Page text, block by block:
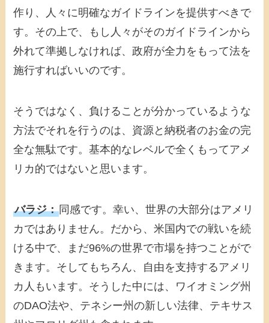
作り、人々に明確なガイドラインを提供すべきで
す。その上で、もし人々がそのガイドラインから
外れて準拠しなければ、政府が全力をもって法を
施行すればいいのです。
そうではなく、負けることが分かっているような
方法でそれを行うのは、資源と納税者のお金の完
全な無駄です。基本的なレベルで全くもってアメ
リカ的ではないと思います。
バラジ： 同感です。幸い、世界の大部分はアメリ
カではありません。だから、米国内での戦いを続
ける中で、まだ96%の世界で市場を持つことがで
きます。そしてもちろん、自由を支持するアメリ
カ人もいます。そうした中には、ワイオミング州
のDAO法や、テネシー州の新しい法律、テキサス